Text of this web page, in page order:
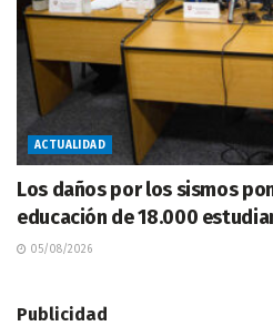
ACTUALIDAD
Los daños por los sismos
educación de 18.000
05/08/2026
Publicidad